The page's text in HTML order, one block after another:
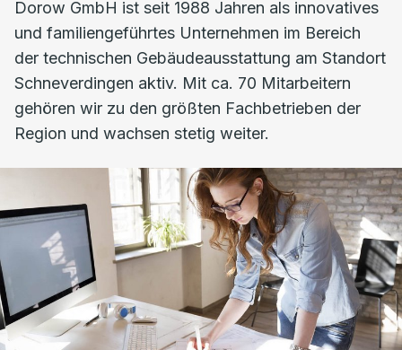
Dorow GmbH ist seit 1988 Jahren als innovatives
und familiengeführtes Unternehmen im Bereich
der technischen Gebäudeausstattung am Standort
Schneverdingen aktiv. Mit ca. 70 Mitarbeitern
gehören wir zu den größten Fachbetrieben der
Region und wachsen stetig weiter.